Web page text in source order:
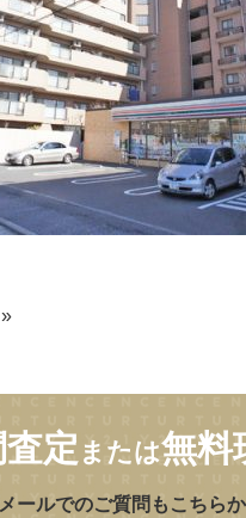
»
定 または無料
ールでのご質問もこちら